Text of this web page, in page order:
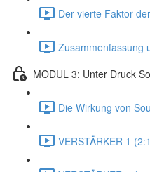
Der vierte Faktor
Zusammenfassung
MODUL 3: Unter Druck
Die Wirkung von
VERSTÄRKER 1